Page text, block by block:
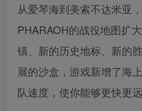
从爱琴海到美索不达米亚
PHARAOH的战役地图扩
镇、新的历史地标、新的
展的沙盒，游戏新增了海
队速度，使你能够更快更